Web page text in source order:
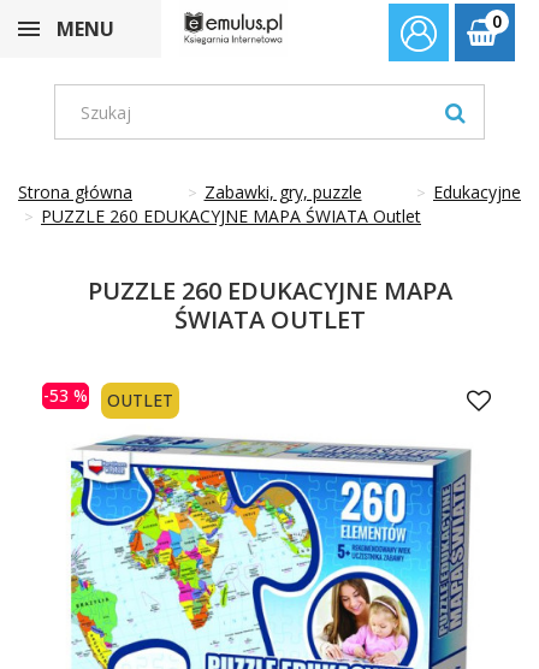
0
MENU
Strona główna Zabawki, gry, puzzle
Edukacyjne
PUZZLE 260 EDUKACYJNE MAPA ŚWIATA Outlet
PUZZLE 260 EDUKACYJNE MAPA
ŚWIATA OUTLET
-53 % OUTLET